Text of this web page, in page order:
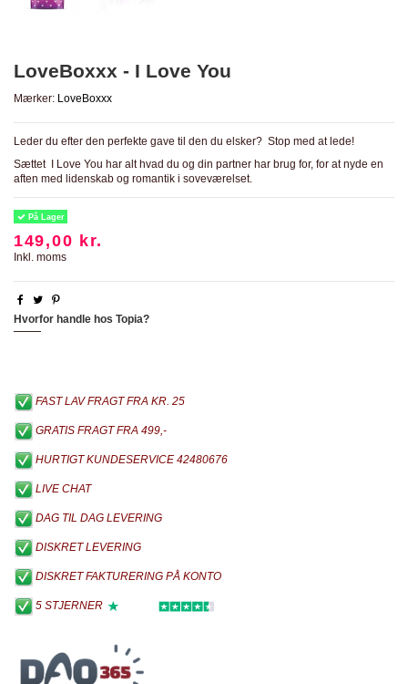
LoveBoxxx - I Love You
Mærker: LoveBoxxx
Leder du efter den perfekte gave til den du elsker? Stop med at lede!
Sættet I Love You har alt hvad du og din partner har brug for, for at nyde en
aften med lidenskab og romantik i soveværelset.
På Lager
149,00 kr.
Inkl. moms
Hvorfor handle hos Topia?
FAST LAV FRAGT FRA KR. 25
GRATIS FRAGT FRA 499,-
HURTIGT KUNDESERVICE 42480676
LIVE CHAT
DAG TIL DAG LEVERING
DISKRET LEVERING
DISKRET FAKTURERING PÅ KONTO
5 STJERNER